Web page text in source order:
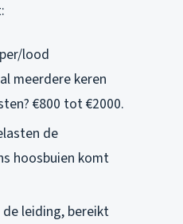
lood
meerdere keren
€800 tot €2000.
de
hoosbuien komt
leiding, bereikt